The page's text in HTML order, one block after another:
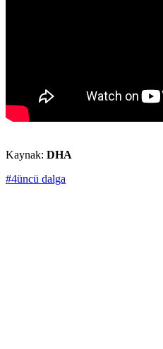
Kaynak: DHA
#4üncü dalga